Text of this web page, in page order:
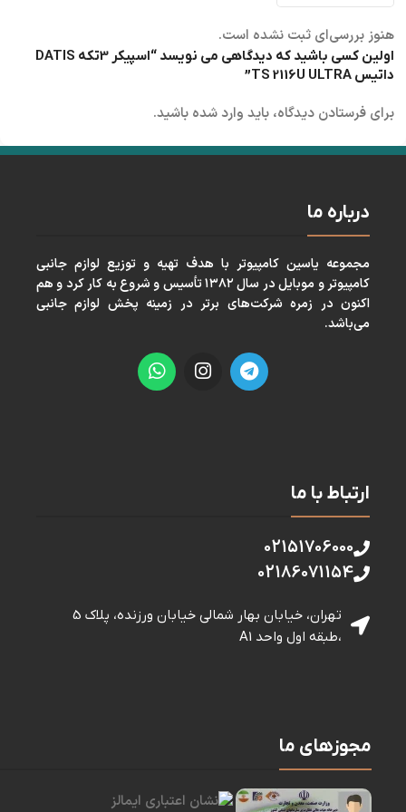
هنوز بررسی‌ای ثبت نشده است.
اولین کسی باشید که دیدگاهی می نویسد “اسپیکر 3تکه DATIS
داتیس TS 2116U ULTRA”
برای فرستادن دیدگاه، باید وارد شده باشید.
درباره ما
مجموعه ياسين كامپيوتر با هدف تهيه و توزيع لوازم جانبی
كامپيوتر و موبايل در سال ١٣٨٢ تأسيس و شروع به كار كرد و هم
اكنون در زمره شركت‌های برتر در زمينه پخش لوازم جانبی
می‌باشد.
ارتباط با ما
02151706000
02186071154
تهران، خیابان بهار شمالی خيابان ورزنده، پلاک 5
،طبقه اول واحد A1
مجوزهای ما